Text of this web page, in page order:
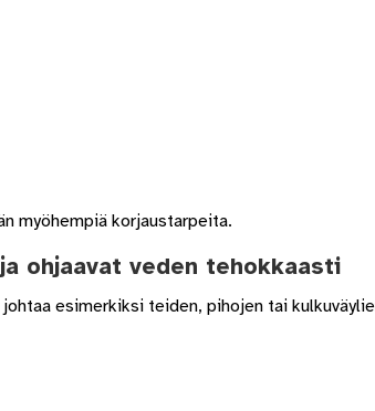
myöhempiä korjaustarpeita.
ohjaavat veden tehokkaasti
esimerkiksi teiden, pihojen tai